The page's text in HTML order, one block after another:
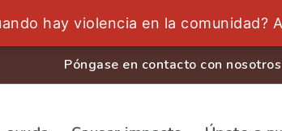
hay violencia en la comunidad?
Póngase en contacto con nosotros